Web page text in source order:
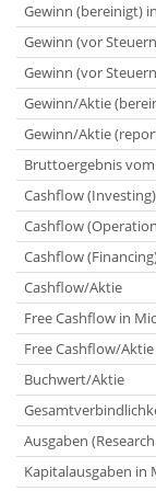
Gewinn (bereinigt)
Gewinn (vor
Gewinn (vor
Gewinn/Aktie
Gewinn/Aktie
Bruttoergebnis
Cashflow
Cashflow
Cashflow
Cashflow/Aktie
Free Cashflow in
Free Cashflow/Aktie
Buchwert/Aktie
Ausgaben
Kapitalausgaben in